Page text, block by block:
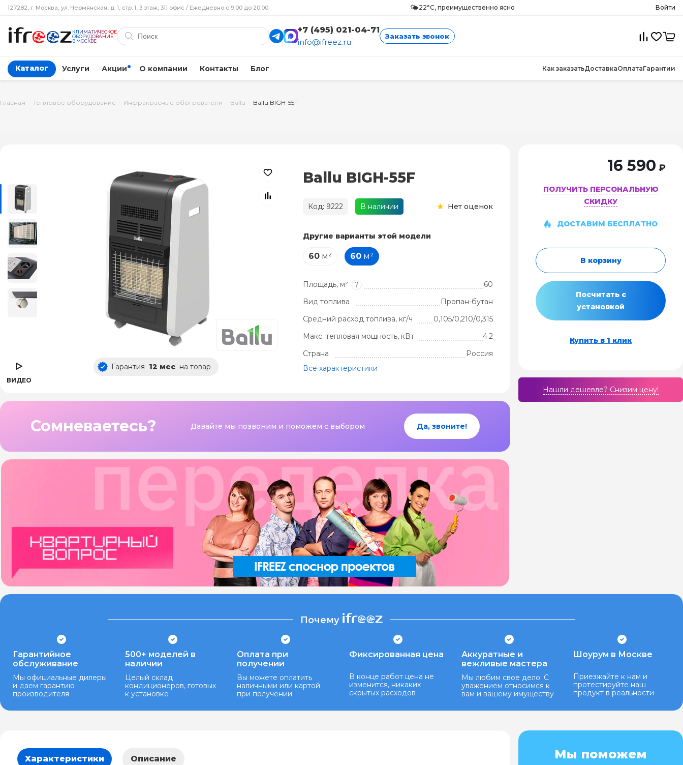
127282, г. Москва, ул. Чермянская, д. 1, стр. 1, 3 этаж, 311 офис / Ежедневно с 9:00 до 20:00 🌤️22°C, преимущественно ясно Войти
КЛИМАТИЧЕСКОЕ
ОБОРУДОВАНИЕ
В МОСКВЕ
+7 (495) 021-04-71
info@ifreez.ru
Заказать звонок
Каталог Услуги Акции О компании Контакты Блог Как заказатьДоставкаОплатаГарантии
Главная - Тепловое оборудование - Инфракрасные обогреватели - Ballu - Ballu BIGH-55F
ВИДЕО
Гарантия 12 мес на товар
Ballu BIGH-55F
Код: 9222 В наличии Нет оценок
Другие варианты этой модели
60м² 60м²
Площадь, м² ?
60
Вид топлива
Пропан-бутан
Средний расход топлива, кг/ч
0,105/0,210/0,315
Макс. тепловая мощность, кВт
4.2
Страна
Россия
Все характеристики
Сомневаетесь? Давайте мы позвоним и поможем с выбором Да, звоните!
16 590 ₽
ПОЛУЧИТЬ ПЕРСОНАЛЬНУЮ
СКИДКУ
ДОСТАВИМ БЕСПЛАТНО
В корзину
Посчитать с
установкой
Купить в 1 клик
Нашли дешевле? Cнизим цену!
Почему
Гарантийное
обслуживание
Мы официальные дилеры
и даем гарантию
производителя
500+ моделей в
наличии
Целый склад
кондиционеров, готовых
к установке
Оплата при
получении
Вы можете оплатить
наличными или картой
при получении
Фиксированная цена
В конце работ цена не
изменится, никаких
скрытых расходов
Аккуратные и
вежливые мастера
Мы любим свое дело. С
уважением относимся к
вам и вашему имуществу
Шоурум в Москве
Приезжайте к нам и
протестируйте наш
продукт в реальности
Характеристики Описание
Мы поможем